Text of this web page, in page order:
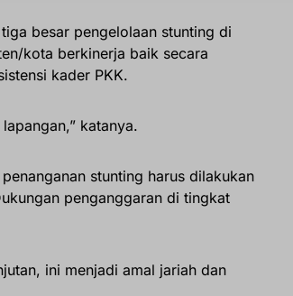
besar pengelolaan stunting di
kota berkinerja baik secara
kader PKK.
katanya.
stunting harus dilakukan
penganggaran di tingkat
ini menjadi amal jariah dan